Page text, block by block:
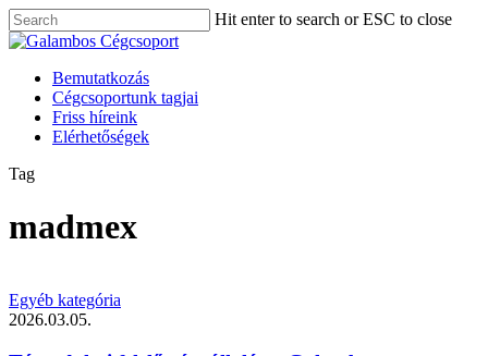
Skip
to
content
Hit enter to search or ESC to close
Close
Menu
Bemutatkozás
Cégcsoportunk tagjai
Friss híreink
Elérhetőségek
Tag
madmex
Egyéb kategória
2026.03.05.